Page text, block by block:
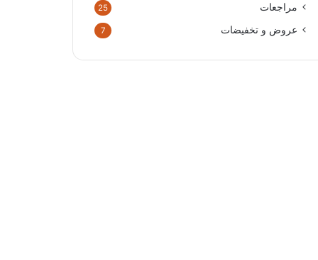
مراجعات 25
عروض و تخفيضات 7